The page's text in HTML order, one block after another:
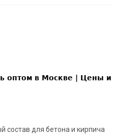
состав для бетона и кирпича